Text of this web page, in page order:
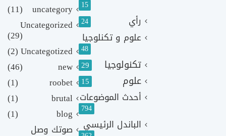
15
رأي 24
علوم و تكنلوجيا
48
تكنولوجيا 29
علوم 15
أحدث الموضوعات
794
الباندل الرئيسي
uncategory
(11)
Uncategorized
(29)
Uncategotized
(2)
new
(46)
roobet
(1)
brutal
(1)
blog
(1)
صوتك وصل